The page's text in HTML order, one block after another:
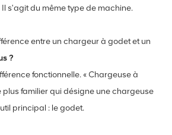
s'agit du même type de machine.
entre un chargeur à godet et un
?
fonctionnelle. « Chargeuse à
plus familier qui désigne une chargeuse
principal : le godet.